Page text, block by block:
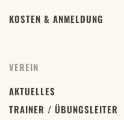
KOSTEN & ANMELDUNG
VEREIN
AKTUELLES
TRAINER / ÜBUNGSLEITER